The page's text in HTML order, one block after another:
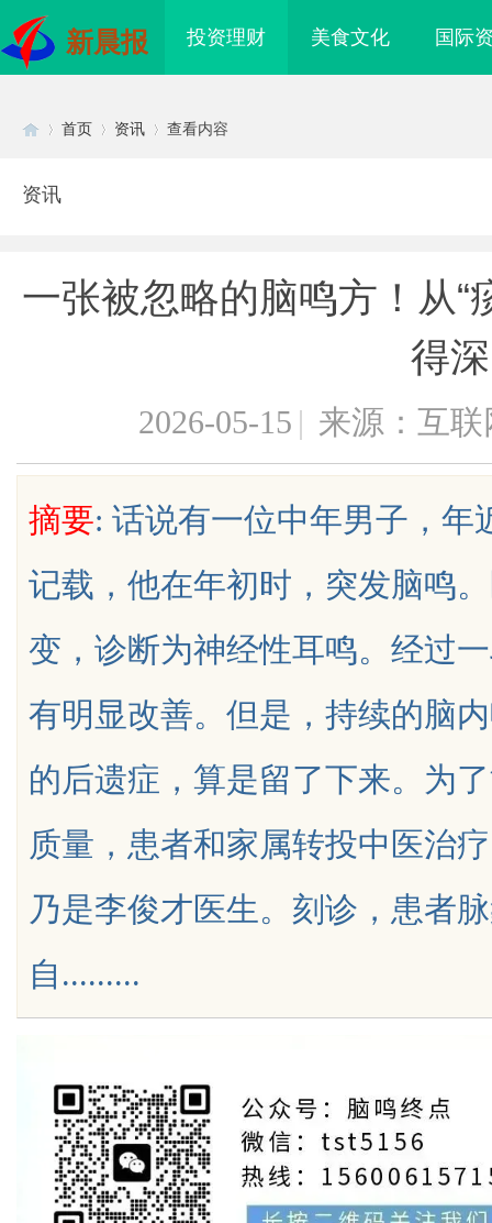
新晨报 投资理财 美食文化 国际
uz
首页 资讯 查看内容
资讯
一张被忽略的脑鸣方！从“
得
2026-05-15 | 来源：互联
摘要: 话说有一位中年男子，年
记载，他在年初时，突发脑鸣
变，诊断为神经性耳鸣。经过
有明显改善。但是，持续的脑
的后遗症，算是留了下来。为
质量，患者和家属转投中医治
乃是李俊才医生。刻诊，患者
自.........
合法性 星图AI助力产业金融智能升级